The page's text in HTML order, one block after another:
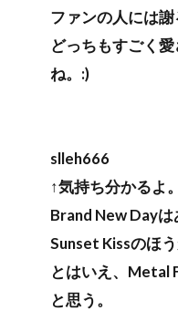
ファンの人には謝
どっちもすごく
ね。:)
slleh666
↑気持ち分かるよ。
Brand New Dayは
Sunset Kissのほ
とはいえ、Metal
と思う。